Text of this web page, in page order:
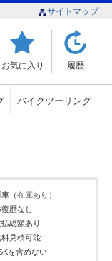
サイトマップ
お気に入り 履歴
バイクツーリング
車（在庫あり）
歴なし
払総額あり
料見積可能
を含めない